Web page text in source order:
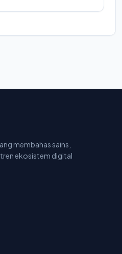
membahas sains,
ekosistem digital